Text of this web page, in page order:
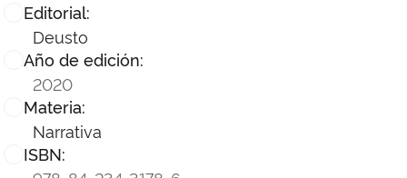
Editorial:
Deusto
Año de edición:
2020
Materia:
Narrativa
ISBN: